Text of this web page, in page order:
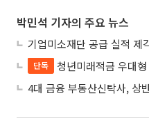
박민석 기자의 주요 뉴스
단독
청년미래적금 우대형 믿고 갈아탔는